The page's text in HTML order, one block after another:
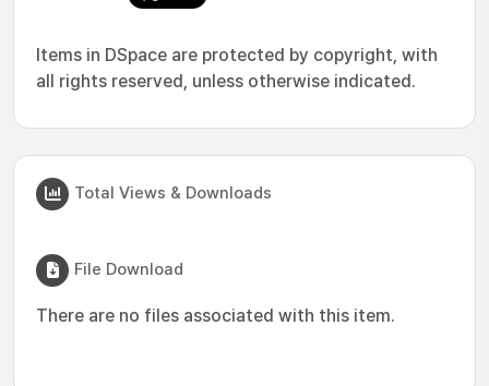
Items in DSpace are protected by copyright, with
all rights reserved, unless otherwise indicated.
Total Views & Downloads
File Download
There are no files associated with this item.